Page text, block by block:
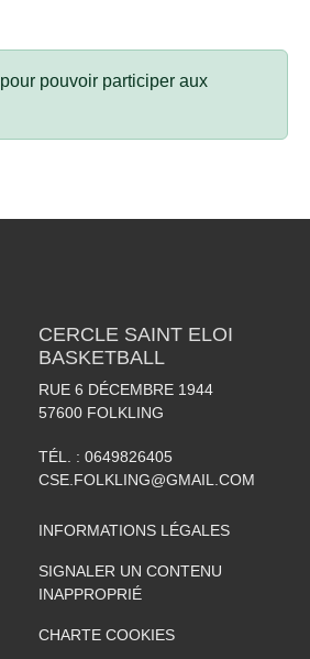
pour pouvoir participer aux
CERCLE SAINT ELOI
BASKETBALL
RUE 6 DÉCEMBRE 1944
57600 FOLKLING
TÉL. : 0649826405
CSE.FOLKLING@GMAIL.COM
INFORMATIONS LÉGALES
SIGNALER UN CONTENU
INAPPROPRIÉ
CHARTE COOKIES